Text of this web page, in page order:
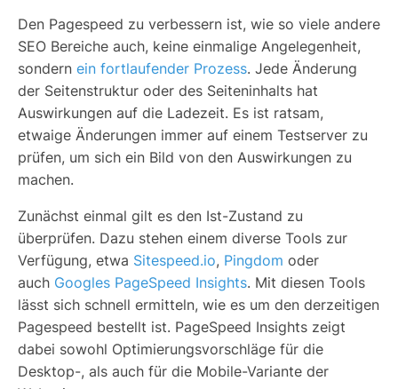
Den Pagespeed zu verbessern ist, wie so viele andere
SEO Bereiche auch, keine einmalige Angelegenheit,
sondern ein fortlaufender Prozess. Jede Änderung
der Seitenstruktur oder des Seiteninhalts hat
Auswirkungen auf die Ladezeit. Es ist ratsam,
etwaige Änderungen immer auf einem Testserver zu
prüfen, um sich ein Bild von den Auswirkungen zu
machen.
Zunächst einmal gilt es den Ist-Zustand zu
überprüfen. Dazu stehen einem diverse Tools zur
Verfügung, etwa Sitespeed.io, Pingdom oder
auch Googles PageSpeed Insights. Mit diesen Tools
lässt sich schnell ermitteln, wie es um den derzeitigen
Pagespeed bestellt ist. PageSpeed Insights zeigt
dabei sowohl Optimierungsvorschläge für die
Desktop-, als auch für die Mobile-Variante der